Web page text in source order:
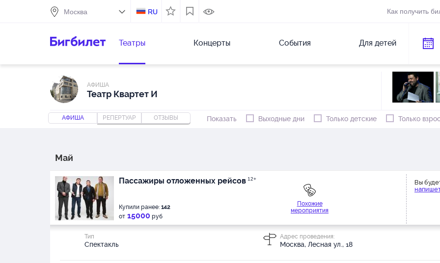
RU Как получить
Театры Концерты События Для детей
АФИША
Театр Квартет И
АФИША РЕПЕРТУАР ОТЗЫВЫ Показать Выходные дни Только детские Только
Май
Пассажиры отложенных рейсов 12+
Купили ранее: 142
от 15000 руб
Похожие
мероприятия
Вы
Тип
Спектакль
Адрес проведения:
Москва, Лесная ул., 18